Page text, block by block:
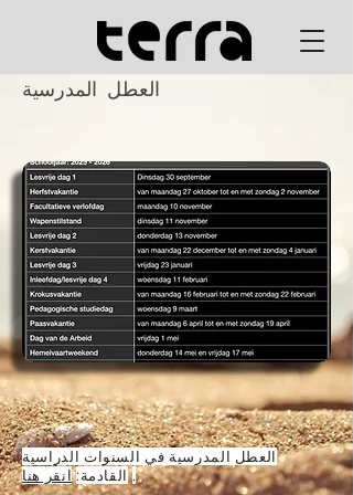
العطل المدرسية
العطل المدرسية في السنوات الدراسية
القادمة: انقر هنا .